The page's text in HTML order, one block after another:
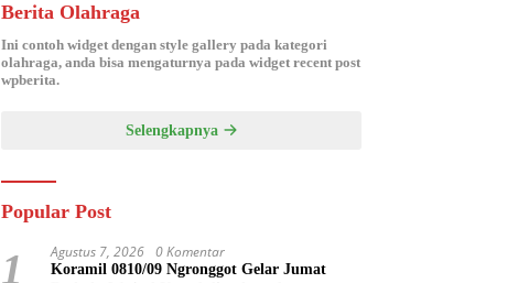
Berita Olahraga
Ini contoh widget dengan style gallery pada kategori
olahraga, anda bisa mengaturnya pada widget recent post
wpberita.
Selengkapnya
Popular Post
1 Agustus 7, 2026 0 Komentar
Koramil 0810/09 Ngronggot Gelar Jumat